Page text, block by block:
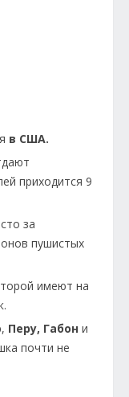
в США.
приходится 9
за
пушистых
имеют на
Перу, Габон и
почти не